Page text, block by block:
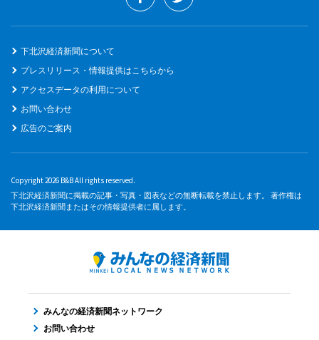
下北沢経済新聞について
プレスリリース・情報提供はこちらから
アクセスデータの利用について
お問い合わせ
広告のご案内
Copyright 2026 B&B All rights reserved.
下北沢経済新聞に掲載の記事・写真・図表などの無断転載を禁止します。 著作権は
下北沢経済新聞またはその情報提供者に属します。
みんなの経済新聞ネットワーク
お問い合わせ